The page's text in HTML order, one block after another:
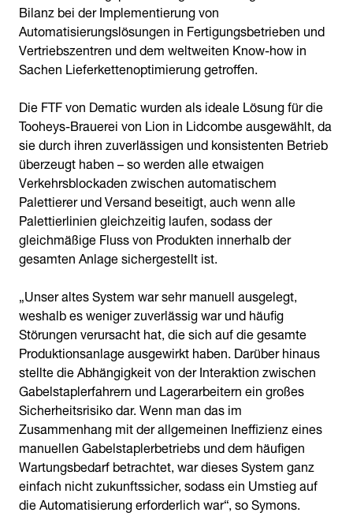
Bilanz bei der Implementierung von
Automatisierungslösungen in Fertigungsbetrieben und
Vertriebszentren und dem weltweiten Know-how in
Sachen Lieferkettenoptimierung getroffen.
Die FTF von Dematic wurden als ideale Lösung für die
Tooheys-Brauerei von Lion in Lidcombe ausgewählt, da
sie durch ihren zuverlässigen und konsistenten Betrieb
überzeugt haben – so werden alle etwaigen
Verkehrsblockaden zwischen automatischem
Palettierer und Versand beseitigt, auch wenn alle
Palettierlinien gleichzeitig laufen, sodass der
gleichmäßige Fluss von Produkten innerhalb der
gesamten Anlage sichergestellt ist.
„Unser altes System war sehr manuell ausgelegt,
weshalb es weniger zuverlässig war und häufig
Störungen verursacht hat, die sich auf die gesamte
Produktionsanlage ausgewirkt haben. Darüber hinaus
stellte die Abhängigkeit von der Interaktion zwischen
Gabelstaplerfahrern und Lagerarbeitern ein großes
Sicherheitsrisiko dar. Wenn man das im
Zusammenhang mit der allgemeinen Ineffizienz eines
manuellen Gabelstaplerbetriebs und dem häufigen
Wartungsbedarf betrachtet, war dieses System ganz
einfach nicht zukunftssicher, sodass ein Umstieg auf
die Automatisierung erforderlich war“, so Symons.